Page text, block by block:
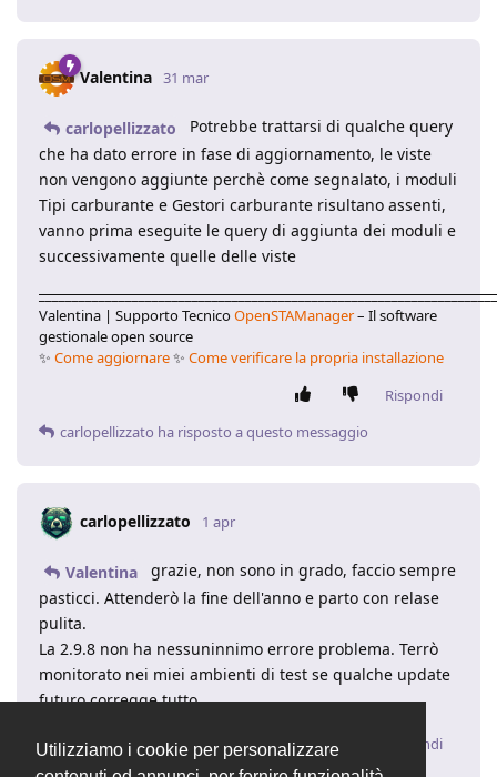
Utilizziamo i cookie per personalizzare
Valentina 31 mar
carlopellizzato
Potrebbe trattarsi di qualche query
che ha dato errore in fase di aggiornamento, le viste
non vengono aggiunte perchè come segnalato, i moduli
Tipi carburante e Gestori carburante risultano assenti,
vanno prima eseguite le query di aggiunta dei moduli e
successivamente quelle delle viste
Valentina | Supporto TecnicoOpenSTAManager– Il software
gestionale open source
✨ Come aggiornare✨ Come verificare la propria installazione
Rispondi
carlopellizzato ha risposto a questo messaggio
carlopellizzato 1 apr
Valentina
grazie, non sono in grado, faccio sempre
pasticci. Attenderò la fine dell'anno e parto con relase
pulita.
La 2.9.8 non ha nessuninnimo errore problema. Terrò
monitorato nei miei ambienti di test se qualche update
futuro corregge tutto.
Rispondi